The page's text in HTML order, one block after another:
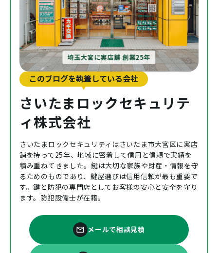
埼玉大宮に実店舗 創業25年
このブログを執筆している会社
さいたまロックセキュリテ
ィ株式会社
さいたまロックセキュリティはさいたま市大宮区に実店
舗を持って25年、地域に密着して信用と信頼で実績を
積み重ねてきました。鍵は大切な家族や財産・情報を守
るためのものであり、鍵屋選びは信用信頼が最も重要で
す。鍵と防犯の専門店としてお客様の安心と安全を守り
ます。防犯設備士が在籍。
メールで相談見積